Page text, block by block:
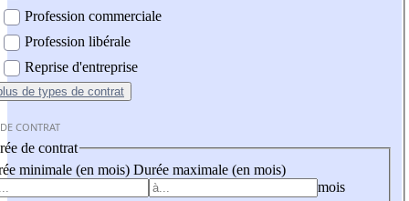
Profession commerciale
Profession libérale
Reprise d'entreprise
de types de contrat
CONTRAT
de contrat
minimale (en mois) Durée maximale (en mois)
mois